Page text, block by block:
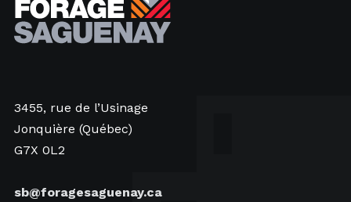
3455, rue de l’Usinage
Jonquière (Québec)
G7X 0L2
sb@foragesaguenay.ca